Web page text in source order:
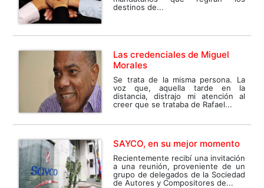
destinos de...
Las credenciales de Miguel
Morales
Se trata de la misma persona. La
voz que, aquella tarde en la
distancia, distrajo mi atención al
creer que se trataba de Rafael...
SAYCO, en su mejor momento
Recientemente recibí una invitación
a una reunión, proveniente de un
grupo de delegados de la Sociedad
de Autores y Compositores de...